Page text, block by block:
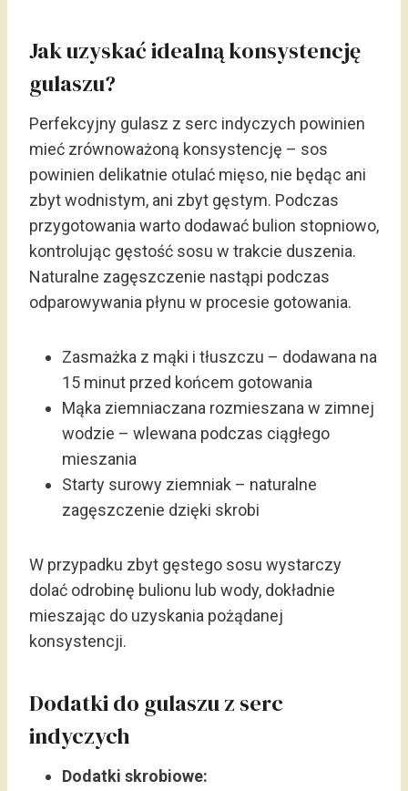
Jak uzyskać idealną konsystencję
gulaszu?
Perfekcyjny gulasz z serc indyczych powinien
mieć zrównoważoną konsystencję – sos
powinien delikatnie otulać mięso, nie będąc ani
zbyt wodnistym, ani zbyt gęstym. Podczas
przygotowania warto dodawać bulion stopniowo,
kontrolując gęstość sosu w trakcie duszenia.
Naturalne zagęszczenie nastąpi podczas
odparowywania płynu w procesie gotowania.
Zasmażka z mąki i tłuszczu – dodawana na
15 minut przed końcem gotowania
Mąka ziemniaczana rozmieszana w zimnej
wodzie – wlewana podczas ciągłego
mieszania
Starty surowy ziemniak – naturalne
zagęszczenie dzięki skrobi
W przypadku zbyt gęstego sosu wystarczy
dolać odrobinę bulionu lub wody, dokładnie
mieszając do uzyskania pożądanej
konsystencji.
Dodatki do gulaszu z serc
indyczych
Dodatki skrobiowe: